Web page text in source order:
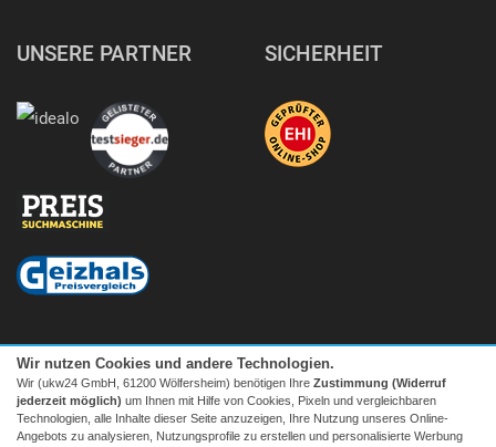
UNSERE PARTNER SICHERHEIT
Wir nutzen Cookies und andere Technologien.
Wir (ukw24 GmbH, 61200 Wölfersheim) benötigen Ihre Zustimmung (Widerruf
jederzeit möglich) um Ihnen mit Hilfe von Cookies, Pixeln und vergleichbaren
Technologien, alle Inhalte dieser Seite anzuzeigen, Ihre Nutzung unseres Online-
Angebots zu analysieren, Nutzungsprofile zu erstellen und personalisierte Werbung